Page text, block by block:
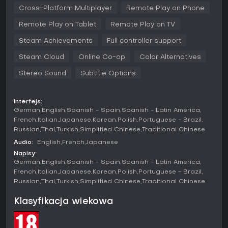
naziemną, w której wypluwa pociski infekujące ocalałych
latającą głową, która zwiększa prędkość i umożliwia ciosy
biczem z jelit do szybkich obaleń.
Vee Boonyasak, nowa ocalała, dysponuje perkami
przyspiesza regenerację wyczerpania i szybciej zaciera
sojuszników, a Road Life nagradza udane checki przy
naprawach w stanie rannego, dając tokeny do wyleczenia.
Te elementy wplecione są w istniejącą rozgrywkę, kładąc
nacisk na skradanie, pracę zespołową i sprytne
Tryby gry
Głównym trybem w Dead by Daylight: Sinister Grace jest
klasyczny Trial, w którym jeden zabójca mierzy się z
czterema ocalałymi na proceduralnie generowanych
tworzyć prywatne sesje z przyjaciółmi, dostosowując np.
wybór postaci czy zasady.
Cross-Platform Multiplayer Remote Play on Phone
Remote Play on Tablet Remote Play on TV
Steam Achievements Full controller support
Steam Cloud Online Co-op Color Alternatives
Stereo Sound Subtitle Options
Interfejs:
German English Spanish - Spain Spanish - Latin America
French Italian Japanese Korean Polish Portuguese - Brazil
Russian Thai Turkish Simplified Chinese Traditional Chinese
Audio: English French Japanese
Napisy:
German English Spanish - Spain Spanish - Latin America
French Italian Japanese Korean Polish Portuguese - Brazil
Russian Thai Turkish Simplified Chinese Traditional Chinese
Klasyfikacja wiekowa